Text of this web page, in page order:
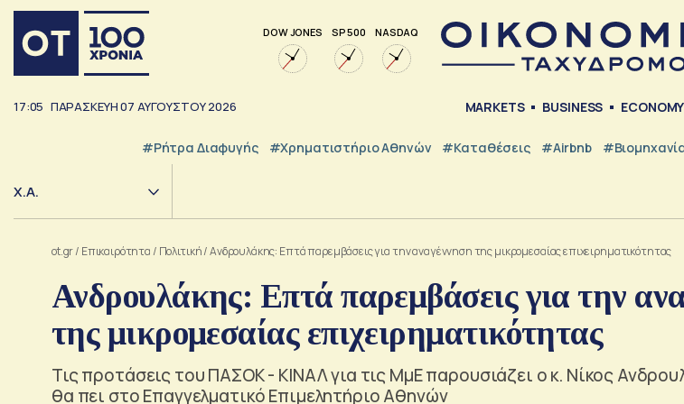
DOW JONES SP 500 NASDAQ
17:05 ΠΑΡΑΣΚΕΥΗ07 ΑΥΓΟΥΣΤΟΥ2026 MARKETS BUSINESS ECONOMY
#ρήτρα Διαφυγής #Χρηματιστήριο Αθηνών #Καταθέσεις #Airbnb
Χ.Α.
ot.gr/ Επικαιρότητα / Πολιτική/Ανδρουλάκης: Επτά παρεμβάσεις για την αναγέννηση της μικρομεσαίας επιχειρηματικότητας
Ανδρουλάκης: Επτά παρεμβάσεις για την
της μικρομεσαίας επιχειρηματικότητας
Τις προτάσεις του ΠΑΣΟΚ - ΚΙΝΑΛ για τις ΜμΕ παρουσιάζει ο κ. Νίκος
θα πει στο Επαγγελματικό Επιμελητήριο Αθηνών